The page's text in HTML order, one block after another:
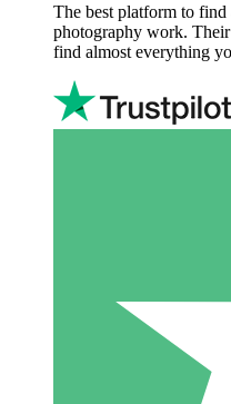
The best platform to find
photography work.
find almost everything